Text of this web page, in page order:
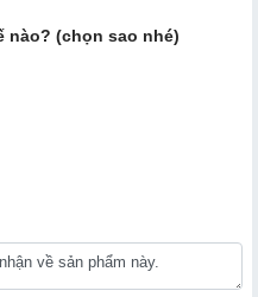
nào? (chọn sao nhé)